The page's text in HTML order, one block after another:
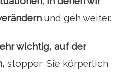
und geh weiter.
wichtig, auf der
stoppen Sie körperlich